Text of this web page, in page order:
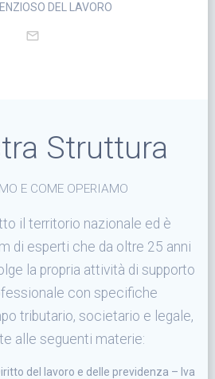
DEL LAVORO
Struttura
E COME OPERIAMO
il territorio nazionale ed è
di esperti che da oltre 25 anni
la propria attività di supporto
con specifiche
tributario, societario e legale,
alle seguenti materie:
del lavoro e delle previdenza – Iva